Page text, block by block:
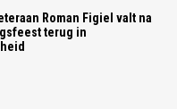
Roman Figiel valt na
terug in